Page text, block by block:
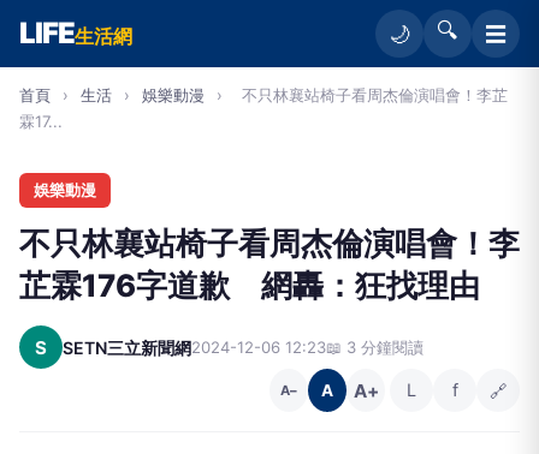
LIFE生活網 🌙 🔍 ☰
首頁 › 生活 › 娛樂動漫 ›
不只林襄站椅子看周杰倫演唱會！李芷
霖17...
娛樂動漫
不只林襄站椅子看周杰倫演唱會！李
芷霖176字道歉 網轟：狂找理由
S SETN三立新聞網2024-12-06 12:23📖 3 分鐘閱讀
A− A A+ L f 🔗